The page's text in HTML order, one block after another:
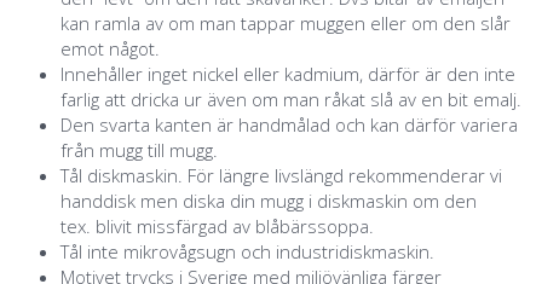
kan ramla av om man tappar muggen eller om den slår
emot något.
Innehåller inget nickel eller kadmium, därför är den inte
farlig att dricka ur även om man råkat slå av en bit emalj.
Den svarta kanten är handmålad och kan därför variera
från mugg till mugg.
Tål diskmaskin. För längre livslängd rekommenderar vi
handdisk men diska din mugg i diskmaskin om den
tex. blivit missfärgad av blåbärssoppa.
Tål inte mikrovågsugn och industridiskmaskin.
Motivet trycks i Sverige med miljövänliga färger